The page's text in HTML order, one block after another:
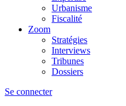
Urbanisme
Fiscalité
Zoom
Stratégies
Interviews
Tribunes
Dossiers
Se connecter